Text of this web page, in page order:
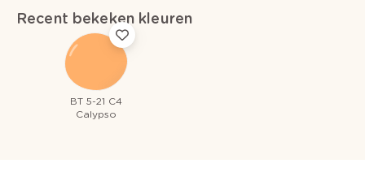
Recent bekeken kleuren
BT 5-21 C4
Calypso